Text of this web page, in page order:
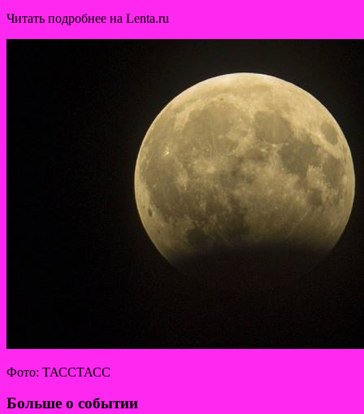
Читать подробнее на Lenta.ru
Фото: ТАССТАСС
Больше о событии